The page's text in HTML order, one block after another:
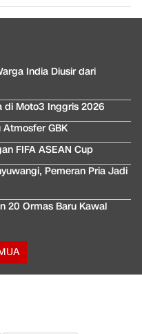
India Diusir dari
di Moto3 Inggris 2026
GBK
FIFA ASEAN Cup
Pemeran Pria Jadi
20 Ormas Baru Kawal